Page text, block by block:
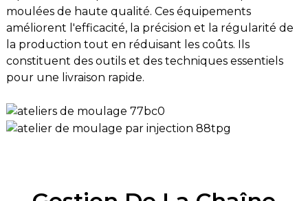
moulées de haute qualité. Ces équipements
améliorent l'efficacité, la précision et la régularité de
la production tout en réduisant les coûts. Ils
constituent des outils et des techniques essentiels
pour une livraison rapide.